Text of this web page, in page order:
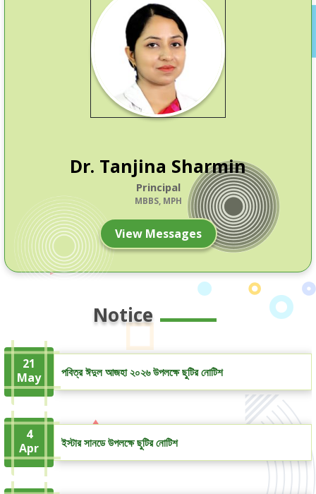
Dr. Tanjina Sharmin
Principal
MBBS, MPH
View Messages
Notice
21
May
পবিত্র ঈদুল আজহা ২০২৬ উপলক্ষে ছুটির নোটিশ
4
Apr
ইস্টার সানডে উপলক্ষে ছুটির নোটিশ